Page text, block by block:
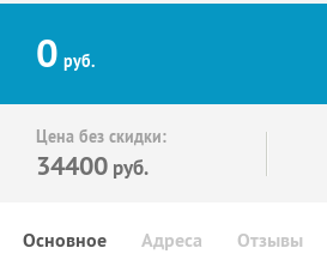
0 руб.
Цена без скидки:
34400 руб.
Основное Отзывы
Адреса